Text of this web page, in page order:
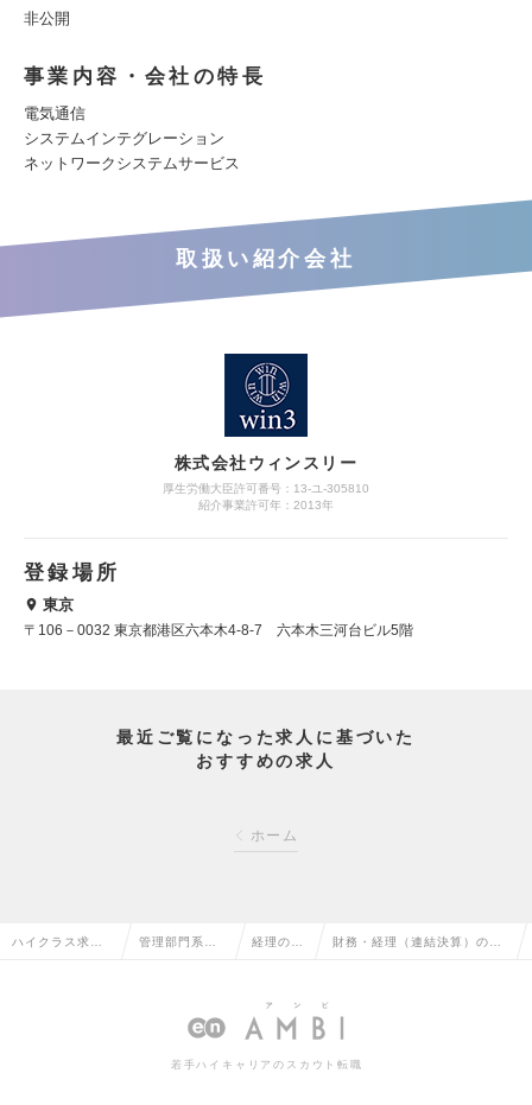
非公開
事業内容・会社の特長
電気通信
システムインテグレーション
ネットワークシステムサービス
取扱い紹介会社
株式会社ウィンスリー
厚生労働大臣許可番号：13-ユ-305810
紹介事業許可年：2013年
登録場所
東京
〒106－0032 東京都港区六本木4-8-7 六本木三河台ビル5階
最近ご覧になった求人に基づいた
おすすめの求人
ホーム
ハイクラス求人T 管理部門系の 経理の転 財務・経理（連結決算）の求
若手ハイキャリアのスカウト転職